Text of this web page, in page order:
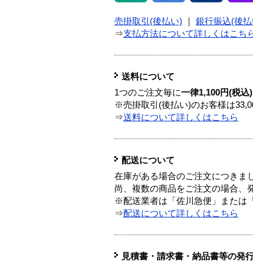
売掛取引(後払い) 銀行振込(後払
⇒支払方法について詳しくはこち
送料について
1つのご注文毎に一律1,100円(税込)
※売掛取引(後払い)のお客様は
⇒送料について詳しくはこちら
配送について
在庫がある場合のご注文につきま
尚、複数の商品をご注文の場合、
※配送業者は「佐川急便」または
⇒配送について詳しくはこちら
見積書・請求書・納品書等の発